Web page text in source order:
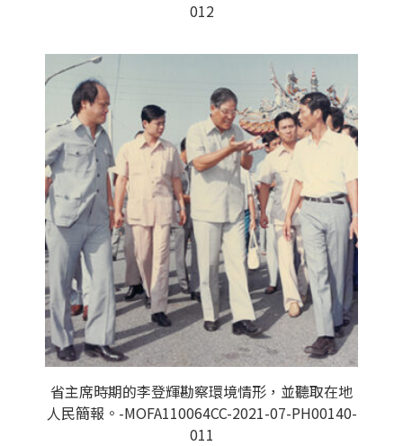
012
省主席時期的李登輝勘察環境情形，並聽取在地
人民簡報。-MOFA110064CC-2021-07-PH00140-
011